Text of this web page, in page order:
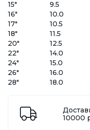
15"
9.5
16"
10.0
17"
10.5
18"
11.5
20"
12.5
22"
14.0
24"
15.0
26"
16.0
28"
18.0
10000